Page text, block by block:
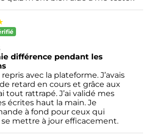
différence pendant les
repris avec la plateforme. J’avais
retard en cours et grâce aux
tout rattrapé. J’ai validé mes
écrites haut la main. Je
à fond pour ceux qui
mettre à jour efficacement.